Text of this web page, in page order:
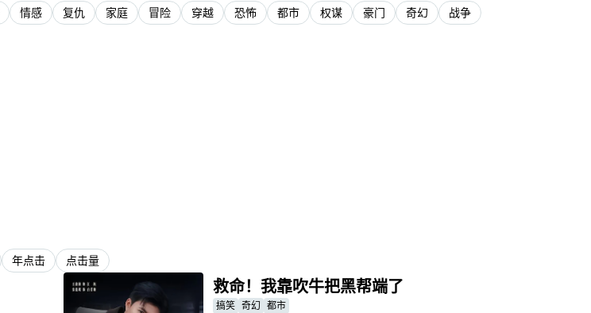
情感 复仇 家庭 冒险 穿越 恐怖 都市 权谋 豪门 奇幻 战争
年点击 点击量
救命！我靠吹牛把黑帮端了
搞笑 奇幻 都市